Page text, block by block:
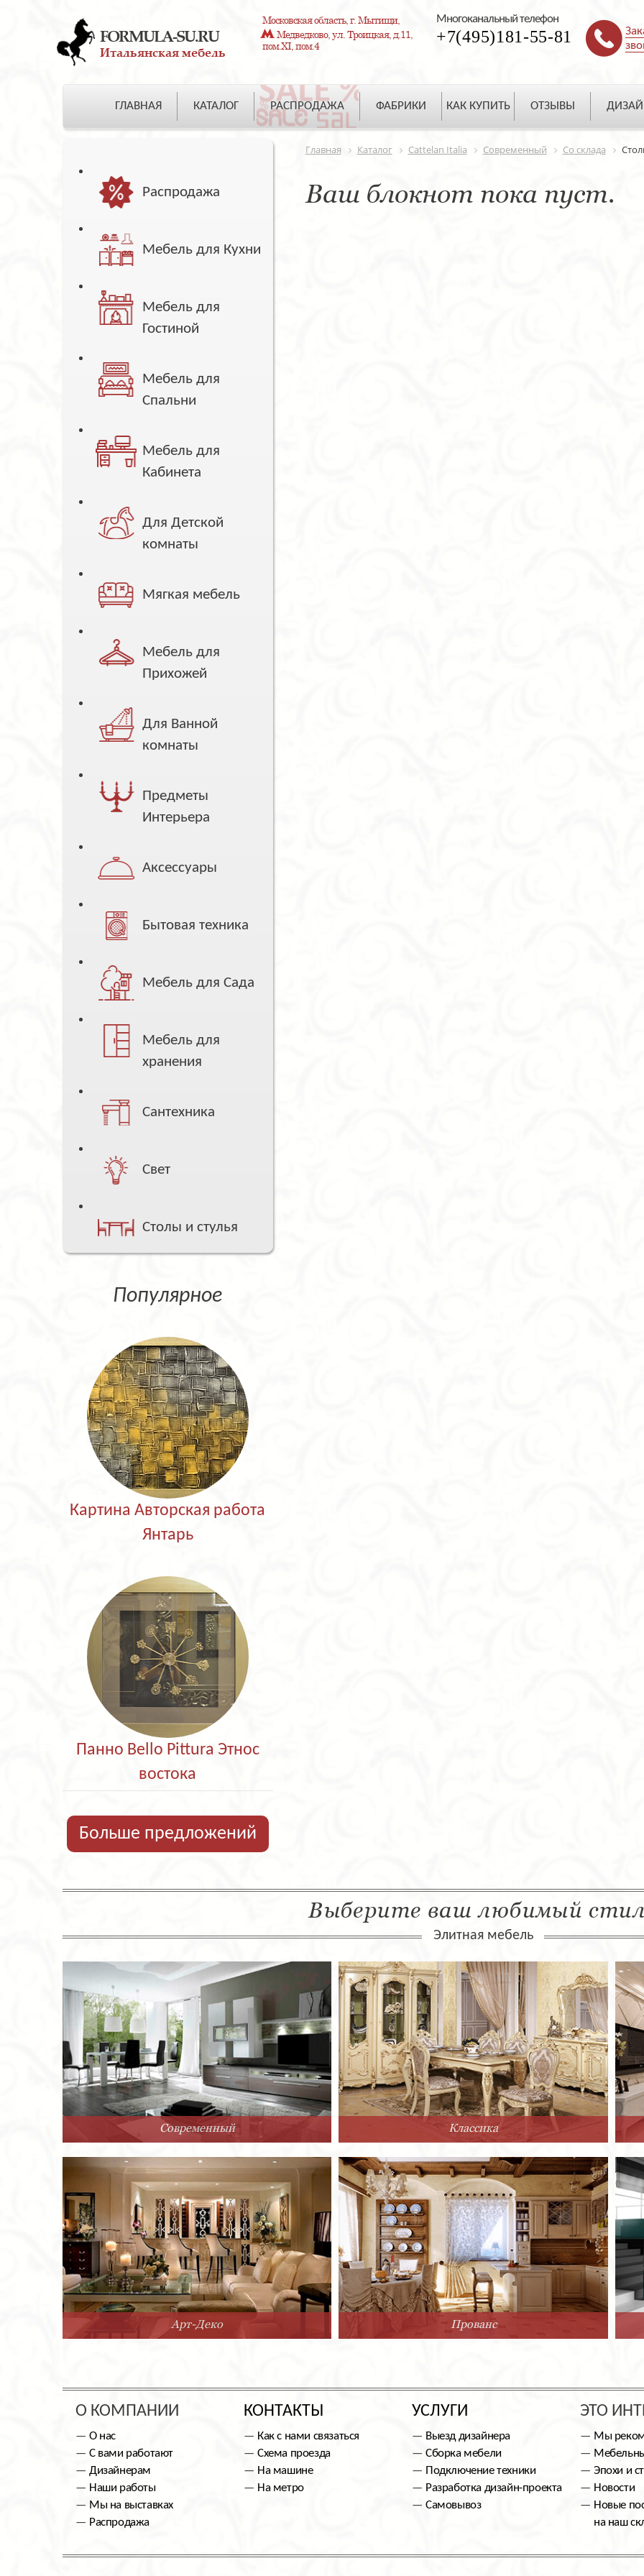
FORMULA-SU.RU
Итальянская мебель
Московская область, г. Мытищи,
Медведково, ул. Троицкая, д.11,
пом.XI, пом.4
Многоканальный телефон
+7(495)181-55-81
ГЛАВНАЯ КАТАЛОГ РАСПРОДАЖА ФАБРИКИ КАК КУПИТЬ ОТЗЫВЫ
Распродажа
Мебель для Кухни
Мебель для
Гостиной
Мебель для
Спальни
Мебель для
Кабинета
Для Детской
комнаты
Мягкая мебель
Мебель для
Прихожей
Для Ванной
комнаты
Предметы
Интерьера
Аксессуары
Бытовая техника
Мебель для Сада
Мебель для
хранения
Сантехника
Свет
Столы и стулья
Популярное
Картина Авторская работа
Янтарь
Панно Bello Pittura Этнос
востока
Больше предложений
Главная Каталог Cattelan Italia Современный Со склада
Ваш блокнот пока пуст.
Выберите ваш любимый
Элитная мебель
Современный Классика
Арт-Деко Прованс
О КОМПАНИИ
О нас
С вами работают
Дизайнерам
Наши работы
Мы на выставках
Распродажа
КОНТАКТЫ
Как с нами связаться
Схема проезда
На машине
На метро
УСЛУГИ
Выезд дизайнера
Сборка мебели
Подключение техники
Разработка дизайн-проекта
Самовывоз
ЭТО
Мы
Эпохи и
Новости
Новые
на наш